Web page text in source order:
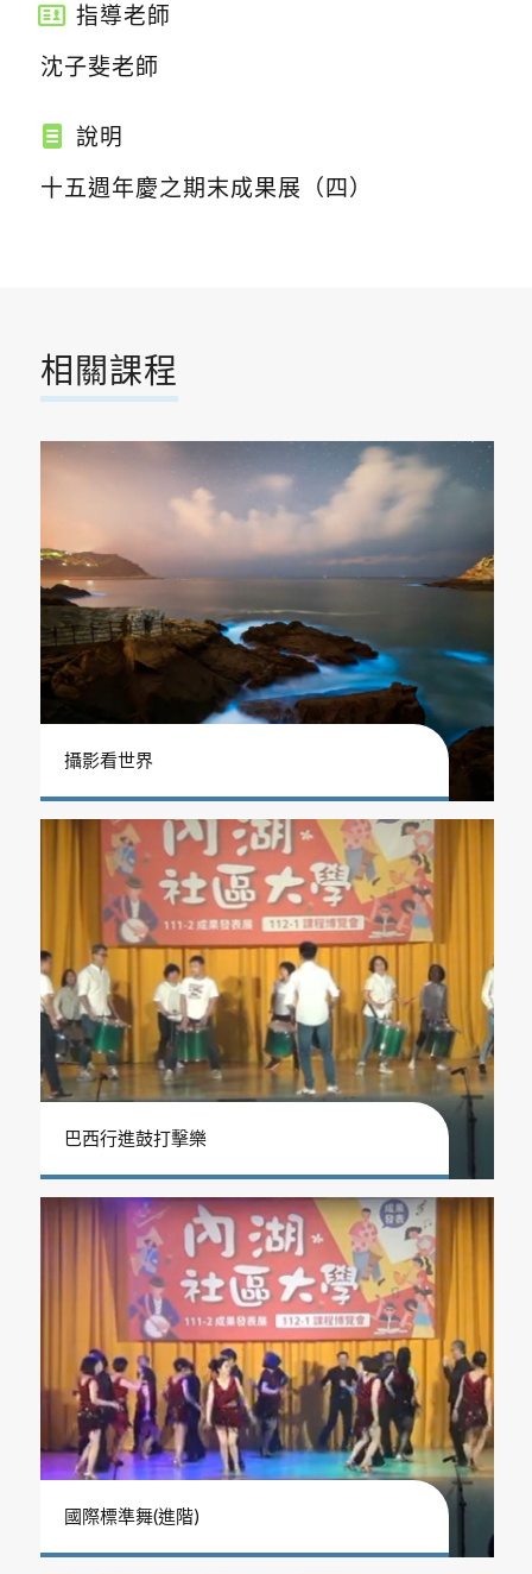
指導老師
沈子斐老師
說明
十五週年慶之期末成果展（四）
相關課程
攝影看世界
巴西行進鼓打擊樂
國際標準舞(進階)